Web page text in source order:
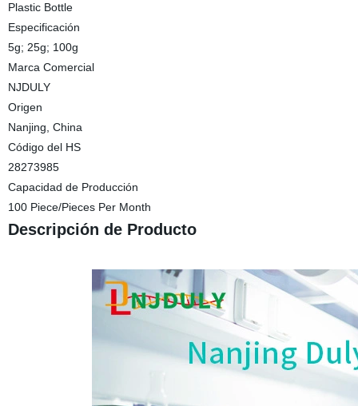
Plastic Bottle
Especificación
5g; 25g; 100g
Marca Comercial
NJDULY
Origen
Nanjing, China
Código del HS
28273985
Capacidad de Producción
100 Piece/Pieces Per Month
Descripción de Producto